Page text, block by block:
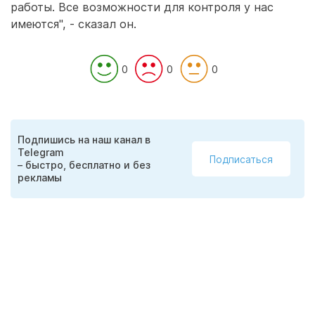
работы. Все возможности для контроля у нас
имеются", - сказал он.
0 0 0
Подпишись на наш канал в
Telegram
– быстро, бесплатно и без
рекламы
Подписаться